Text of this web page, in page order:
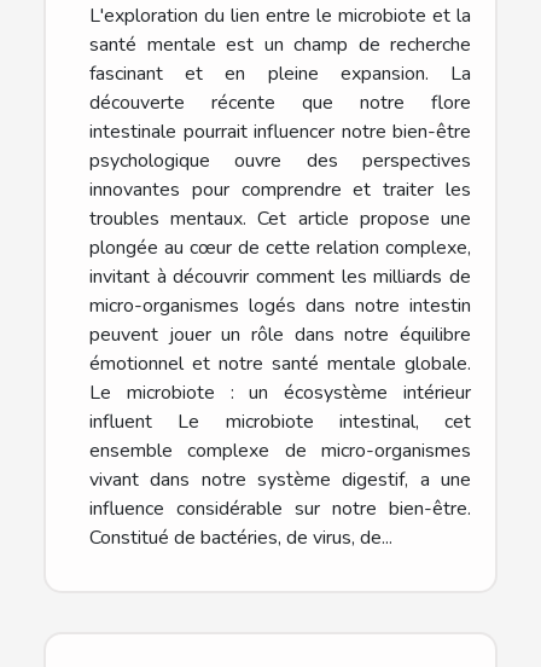
L'exploration du lien entre le microbiote et la
santé mentale est un champ de recherche
fascinant et en pleine expansion. La
découverte récente que notre flore
intestinale pourrait influencer notre bien-être
psychologique ouvre des perspectives
innovantes pour comprendre et traiter les
troubles mentaux. Cet article propose une
plongée au cœur de cette relation complexe,
invitant à découvrir comment les milliards de
micro-organismes logés dans notre intestin
peuvent jouer un rôle dans notre équilibre
émotionnel et notre santé mentale globale.
Le microbiote : un écosystème intérieur
influent Le microbiote intestinal, cet
ensemble complexe de micro-organismes
vivant dans notre système digestif, a une
influence considérable sur notre bien-être.
Constitué de bactéries, de virus, de...